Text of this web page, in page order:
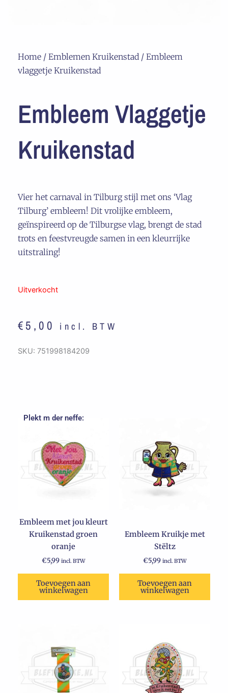
Home / Emblemen Kruikenstad / Embleem
vlaggetje Kruikenstad
Embleem Vlaggetje
Kruikenstad
Vier het carnaval in Tilburg stijl met ons ‘Vlag
Tilburg’ embleem! Dit vrolijke embleem,
geïnspireerd op de Tilburgse vlag, brengt de stad
trots en feestvreugde samen in een kleurrijke
uitstraling!
Uitverkocht
€5,00 incl. BTW
SKU: 751998184209
Plekt m der neffe:
Embleem met jou kleurt
Kruikenstad groen
oranje
€5,99 incl. BTW
Toevoegen aan
winkelwagen
Embleem Kruikje met
Stëltz
€5,99 incl. BTW
Toevoegen aan
winkelwagen